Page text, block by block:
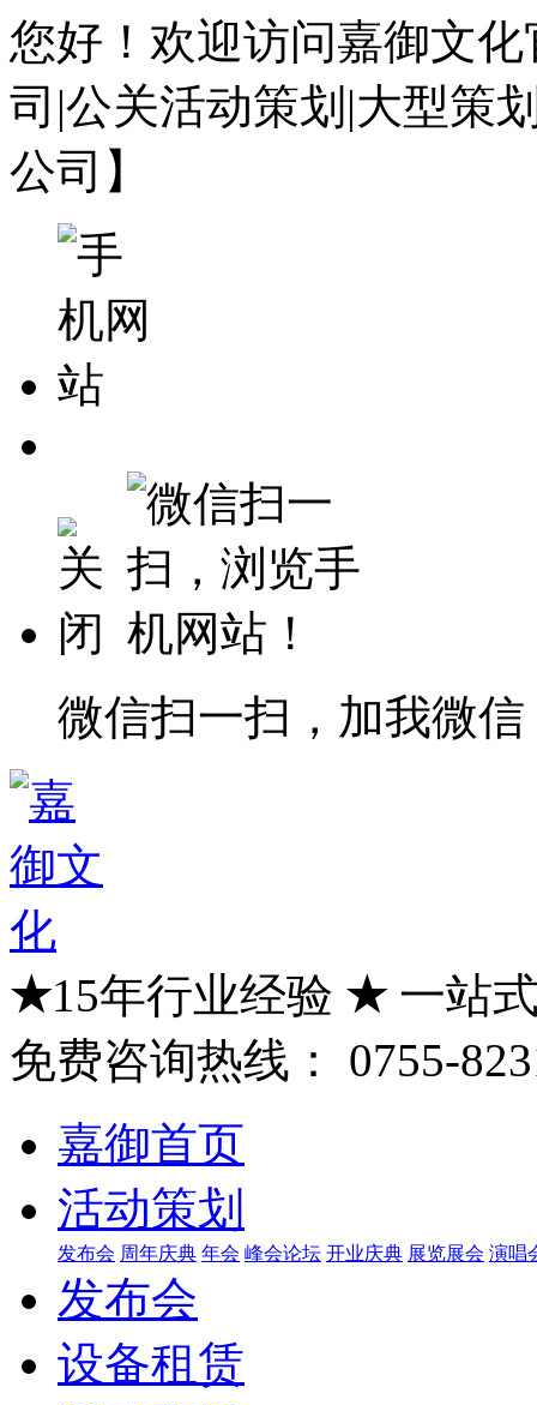
您好！欢迎访问嘉御文
司|公关活动策划|大型策
公司】
微信扫一扫，加我微信
★15年行业经验 ★一站
免费咨询热线：
0755-
嘉御首页
活动策划
发布会 周年庆典 年会 峰会论坛 开业庆典 展览展会 演唱
发布会
设备租赁